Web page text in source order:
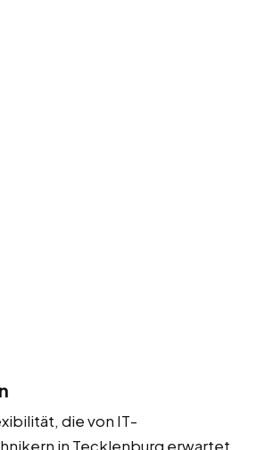
die von IT-
in Tecklenburg erwartet